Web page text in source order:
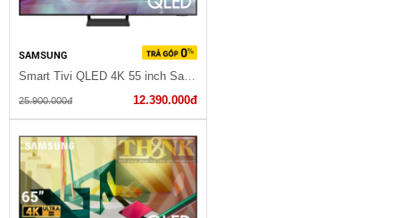
SAMSUNG
25.900.000đ 12.390.000đ